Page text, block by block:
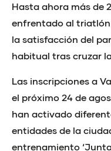
Hasta ahora más de
enfrentado al triatlón
la satisfacción del
habitual tras cruzar
Las inscripciones a
el próximo 24 de
han activado
entidades de la
entrenamiento